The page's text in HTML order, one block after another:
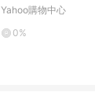
Yahoo購物中心
0%